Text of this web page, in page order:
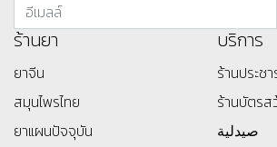
ร้านยา
ยาจีน
สมุนไพรไทย
ยาแผนปัจจุบัน
บริการ
ร้านประช
ร้านบัตร
صيدلية